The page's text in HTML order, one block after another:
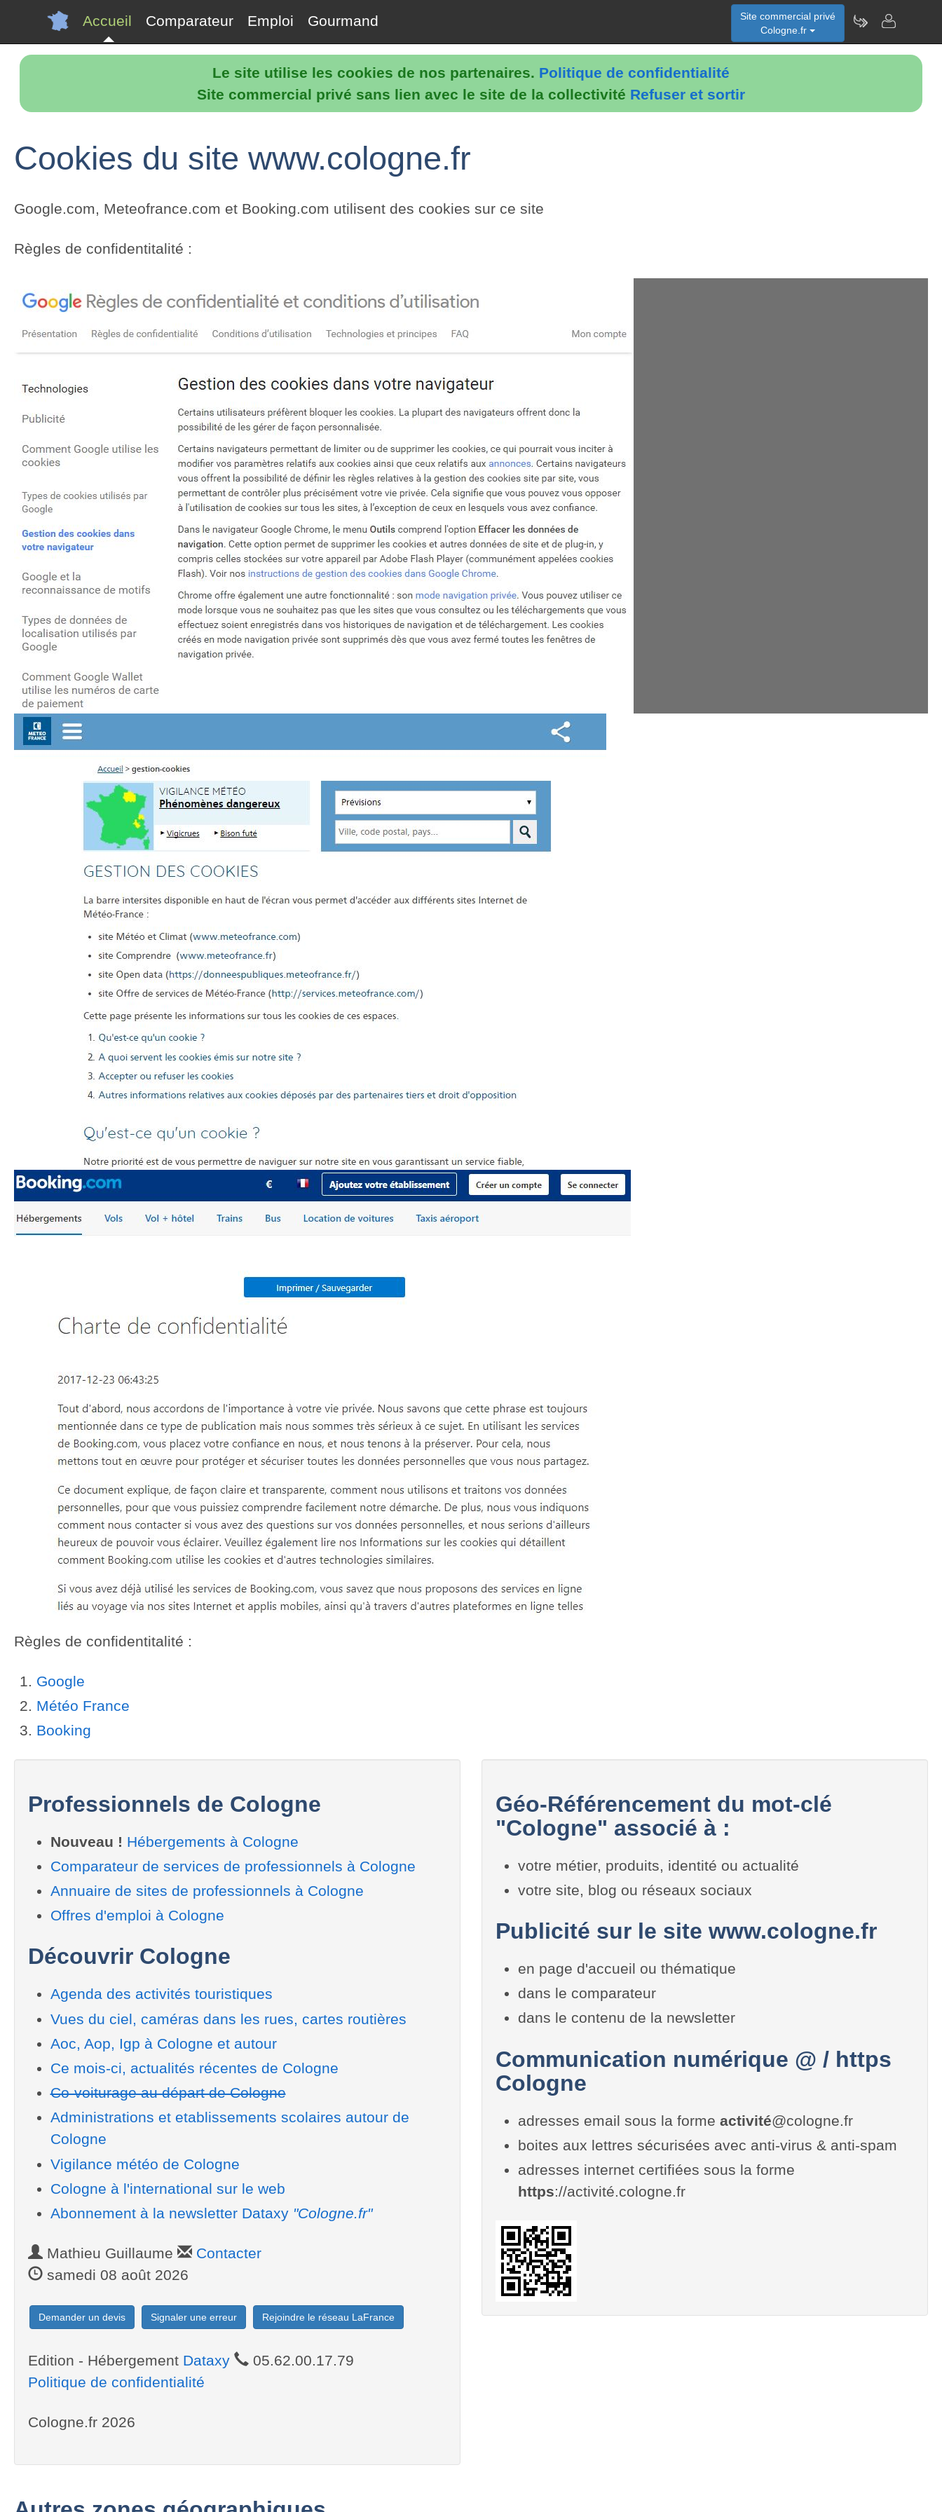
Le site utilise les cookies de nos partenaires. Politique de confidentialité
Site commercial privé sans lien avec le site de la collectivité Refuser et sortir
Accueil Comparateur Emploi Gourmand
Site commercial privé
Cologne.fr
Cookies du site www.cologne.fr
Google.com, Meteofrance.com et Booking.com utilisent des cookies sur ce site
Règles de confidentitalité :
Règles de confidentitalité :
Google
Météo France
Booking
Professionnels de Cologne
Nouveau ! Hébergements à Cologne
Comparateur de services de professionnels à Cologne
Annuaire de sites de professionnels à Cologne
Offres d'emploi à Cologne
Découvrir Cologne
Agenda des activités touristiques
Vues du ciel, caméras dans les rues, cartes routières
Aoc, Aop, Igp à Cologne et autour
Ce mois-ci, actualités récentes de Cologne
Co-voiturage au départ de Cologne
Administrations et etablissements scolaires autour de
Cologne
Vigilance météo de Cologne
Cologne à l'international sur le web
Abonnement à la newsletter Dataxy "Cologne.fr"
Mathieu Guillaume
Contacter
samedi 08 août 2026
Demander un devis Signaler une erreur Rejoindre le réseau LaFrance
Edition - Hébergement Dataxy
05.62.00.17.79
Politique de confidentialité
Cologne.fr 2026
Géo-Référencement du mot-clé
"Cologne" associé à :
votre métier, produits, identité ou actualité
votre site, blog ou réseaux sociaux
Publicité sur le site www.cologne.fr
en page d'accueil ou thématique
dans le comparateur
dans le contenu de la newsletter
Communication numérique @ / https
Cologne
adresses email sous la forme activité@cologne.fr
boites aux lettres sécurisées avec anti-virus & anti-spam
adresses internet certifiées sous la forme
https://activité.cologne.fr